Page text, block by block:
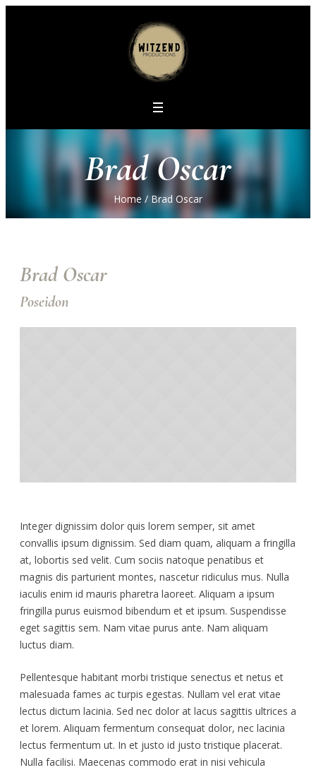
Brad Oscar
Home / Brad Oscar
Brad Oscar
Poseidon
Integer dignissim dolor quis lorem semper, sit amet
convallis ipsum dignissim. Sed diam quam, aliquam a fringilla
at, lobortis sed velit. Cum sociis natoque penatibus et
magnis dis parturient montes, nascetur ridiculus mus. Nulla
iaculis enim id mauris pharetra laoreet. Aliquam a ipsum
fringilla purus euismod bibendum et et ipsum. Suspendisse
eget sagittis sem. Nam vitae purus ante. Nam aliquam
luctus diam.
Pellentesque habitant morbi tristique senectus et netus et
malesuada fames ac turpis egestas. Nullam vel erat vitae
lectus dictum lacinia. Sed nec dolor at lacus sagittis ultrices a
et lorem. Aliquam fermentum consequat dolor, nec lacinia
lectus fermentum ut. In et justo id justo tristique placerat.
Nulla facilisi. Maecenas commodo erat in nisi vehicula